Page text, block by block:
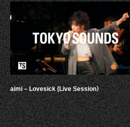
aimi – Lovesick (Live Session）